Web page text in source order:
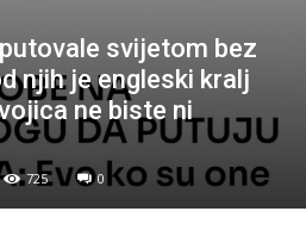
svijetom bez
njih je engleski kralj
ne biste ni
725 0